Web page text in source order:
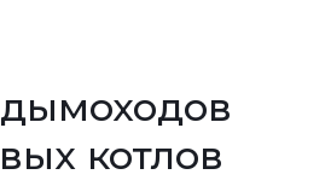
котлов